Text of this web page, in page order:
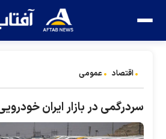
اقتصاد عمومی
سردرگمی در بازار ایران